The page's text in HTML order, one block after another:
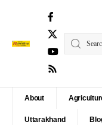
About
Uttarakhand